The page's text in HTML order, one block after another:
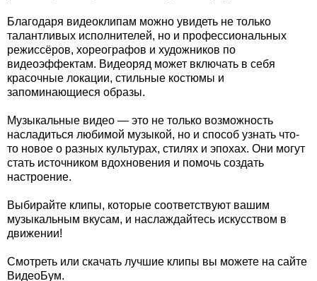
Благодаря видеоклипам можно увидеть не только
талантливых исполнителей, но и профессиональных
режиссёров, хореографов и художников по
видеоэффектам. Видеоряд может включать в себя
красочные локации, стильные костюмы и
запоминающиеся образы.
Музыкальные видео — это не только возможность
насладиться любимой музыкой, но и способ узнать что-
то новое о разных культурах, стилях и эпохах. Они могут
стать источником вдохновения и помочь создать
настроение.
Выбирайте клипы, которые соответствуют вашим
музыкальным вкусам, и наслаждайтесь искусством в
движении!
Смотреть или скачать лучшие клипы вы можете на сайте
ВидеоБум.